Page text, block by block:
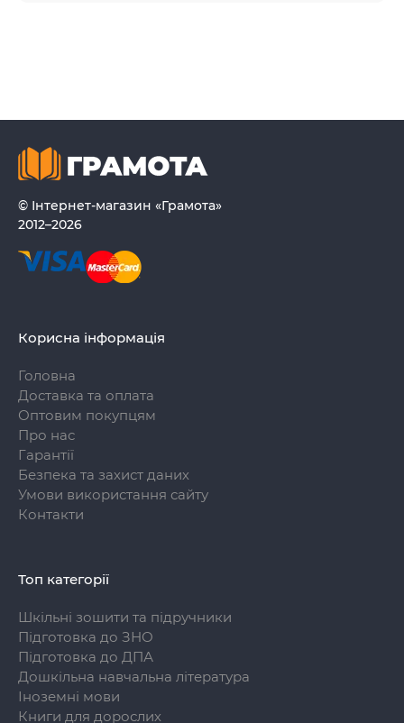
© Інтернет-магазин «Грамота»
2012–2026
Корисна інформація
Головна
Доставка та оплата
Оптовим покупцям
Про нас
Гарантії
Безпека та захист даних
Умови використання сайту
Контакти
Топ категорії
Шкільні зошити та підручники
Підготовка до ЗНО
Підготовка до ДПА
Дошкільна навчальна література
Іноземні мови
Книги для дорослих